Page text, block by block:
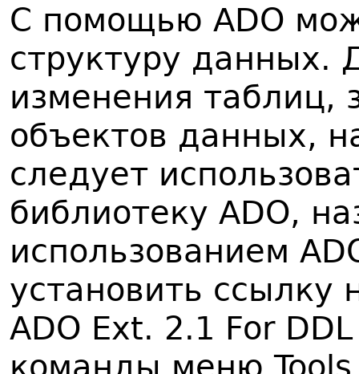
С помощью ADO
структуру данных.
изменения таблиц,
объектов данных,
следует
библиотеку ADO,
использованием
установить ссылку
ADO Ext. 2.1 For